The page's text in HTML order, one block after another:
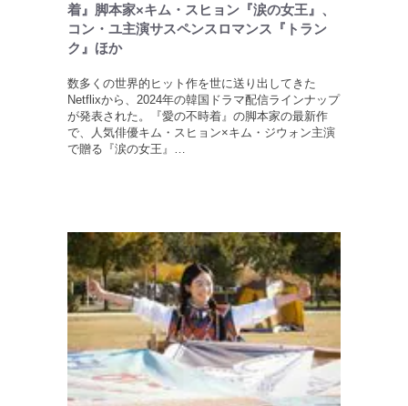
着』脚本家×キム・スヒョン『涙の女王』、
コン・ユ主演サスペンスロマンス『トラン
ク』ほか
数多くの世界的ヒット作を世に送り出してきた
Netflixから、2024年の韓国ドラマ配信ラインナップ
が発表された。『愛の不時着』の脚本家の最新作
で、人気俳優キム・スヒョン×キム・ジウォン主演
で贈る『涙の女王』…